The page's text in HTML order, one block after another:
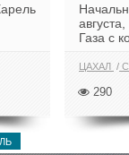
Газа с
ЦАХАЛ
290